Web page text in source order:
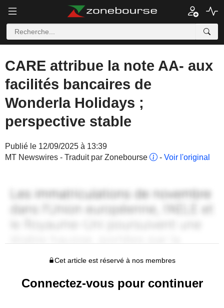
CARE attribue la note AA- aux
facilités bancaires de
Wonderla Holidays ;
perspective stable
Publié le 12/09/2025 à 13:39
MT Newswires - Traduit par Zonebourse
- Voir l'original
Cet article est réservé à nos membres
Connectez-vous pour continuer